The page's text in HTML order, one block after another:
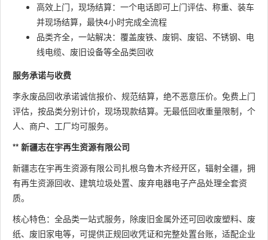
高效上门，现场结算：一个电话即可上门评估、称重、装车
并现场结算，最快4小时完成全流程
品类齐全，一站解决：覆盖废铁、废铜、废铝、不锈钢、电
线电缆、废旧设备等全品类回收
服务承诺与收费
李永废品回收承诺诚信报价、规范结算，绝不恶意压价。免费上门
评估，按品类分别计价，现场现款结算。无最低回收重量限制，个
人、商户、工厂均可服务。
** 新疆志在宇再生资源有限公司
新疆志在宇再生资源有限公司扎根乌鲁木齐经开区，辐射全疆，拥
有再生资源回收、建筑垃圾处置、废弃电器电子产品处理全套资
质。
核心特色：全品类一站式服务，除废旧金属外还可回收废塑料、废
纸、废旧家电等，可提供正规回收凭证和完整处置台账，适配企业